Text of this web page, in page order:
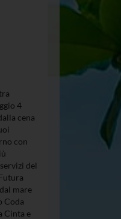
4
cena
con
del
mare
Coda
Cinta e